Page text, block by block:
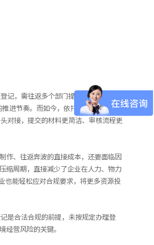
，需往返多个部门提交材料，涉及发
进节奏。而如今，依托政策优化与办理
对接，提交的材料更简洁、审核流程更
作、往返奔波的直接成本，还要面临因
缩周期，直接减少了企业在人力、物力
也能轻松应对合规要求，将更多资源投
是合法合规的前提，未按规定办理登
营风险的关键。